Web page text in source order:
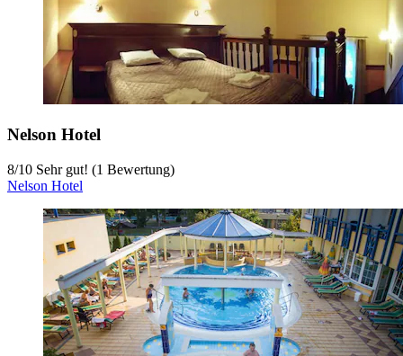
Nelson Hotel
8/10 Sehr gut! (1 Bewertung)
Nelson Hotel